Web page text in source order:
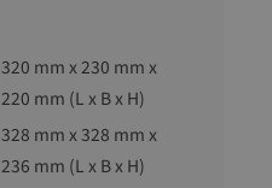
320 mm x 230 mm x
220 mm (L x B x H)
328 mm x 328 mm x
236 mm (L x B x H)